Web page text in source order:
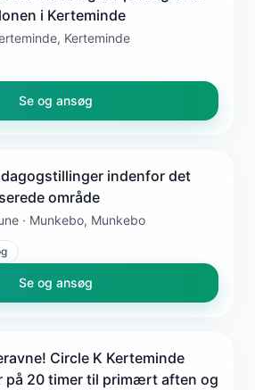
i Kerteminde
Kerteminde
Se og ansøg
indenfor det
område
· Munkebo, Munkebo
Se og ansøg
Circle K Kerteminde
på 20 timer til primært aften og